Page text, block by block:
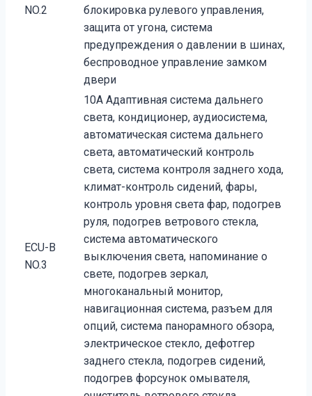
NO.2
блокировка рулевого управления,
защита от угона, система
предупреждения о давлении в шинах,
беспроводное управление замком
двери
ECU-B
NO.3
10A Адаптивная система дальнего
света, кондиционер, аудиосистема,
автоматическая система дальнего
света, автоматический контроль
света, система контроля заднего хода,
климат-контроль сидений, фары,
контроль уровня света фар, подогрев
руля, подогрев ветрового стекла,
система автоматического
выключения света, напоминание о
свете, подогрев зеркал,
многоканальный монитор,
навигационная система, разъем для
опций, система панорамного обзора,
электрическое стекло, дефотгер
заднего стекла, подогрев сидений,
подогрев форсунок омывателя,